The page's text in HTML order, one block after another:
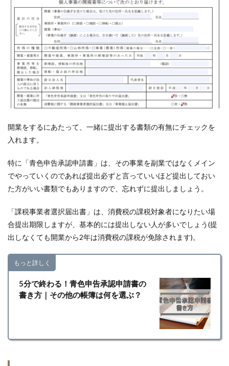
開業をするにあたって、一緒に提出する書類の有無にチェックを
入れます。
特に「青色申告承認申請書」は、その事業を副業ではなくメイン
でやっていくのであれば提出必ずと言っていいほど提出しておい
た方がいい書類でもありますので、忘れずに提出しましょう。
「課税事業者選択届出書」は、消費税の課税対象者になりたい場
合提出期限しますが、基本的には提出しない人が多いでしょう(提
出しなくても開業から2年は消費税の課税が免除されます)。
もっと詳しく
5分で終わる！青色申告承認申請書の
書き方｜その他の帳簿は何を選ぶ？